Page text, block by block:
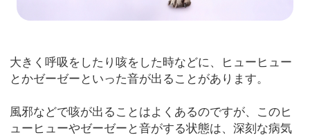
大きく呼吸をしたり咳をした時などに、ヒューヒュー
とかゼーゼーといった音が出ることがあります。
風邪などで咳が出ることはよくあるのですが、このヒ
ューヒューやゼーゼーと音がする状態は、深刻な病気